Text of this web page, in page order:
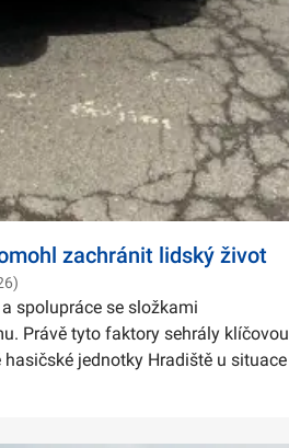
zachránit lidský život
spolupráce se složkami
Právě tyto faktory sehrály klíčovou
jednotky Hradiště u situace